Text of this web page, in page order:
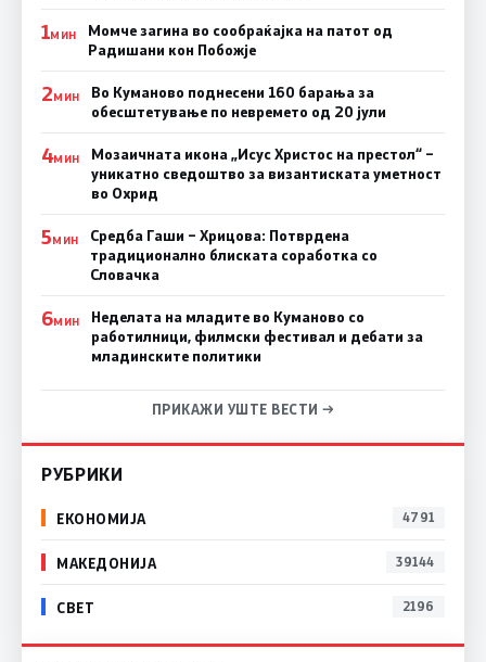
1МИН
Момче загина во сообраќајка на патот од
Радишани кон Побожје
2МИН
Во Куманово поднесени 160 барања за
обесштетување по невремето од 20 јули
4МИН
Мозаичната икона „Исус Христос на престол“ –
уникатно сведоштво за византиската уметност
во Охрид
5МИН
Средба Гаши – Хрицова: Потврдена
традиционално блиската соработка со
Словачка
6МИН
Неделата на младите во Куманово со
работилници, филмски фестивал и дебати за
младинските политики
ПРИКАЖИ УШТЕ ВЕСТИ →
РУБРИКИ
ЕКОНОМИЈА 4791
МАКЕДОНИЈА 39144
СВЕТ 2196